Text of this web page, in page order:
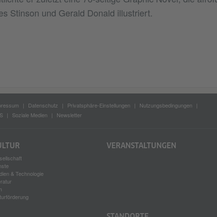
Stinson und Gerald Donald illustriert.
Datenschutz Privatsphäre-Einstellungen
Nutzungsbedingungen
Soziale Medien Newsletter
& Technologie
VERANSTALTUNGEN